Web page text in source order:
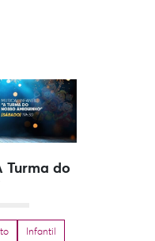
Turma do
Infantil